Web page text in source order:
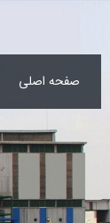
صفحه اصلی